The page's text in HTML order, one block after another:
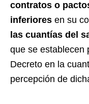
contratos o
inferiores en su
las cuantías del
que se establecen
Decreto en la
percepción de